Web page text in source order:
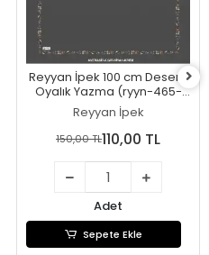
Reyyan İpek 100 cm Desenli
Oyalık Yazma (ryyn-465-
26)
Reyyan İpek
150,00 TL110,00 TL
Adet
Sepete Ekle